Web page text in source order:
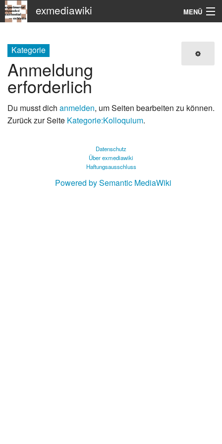
exmediawiki MENÜ
KHM
Kategorie
Anmeldung
erforderlich
Du musst dich anmelden, um Seiten bearbeiten zu können.
Zurück zur Seite Kategorie:Kolloquium.
Datenschutz
Über exmediawiki
Haftungsausschluss
Powered by Semantic MediaWiki